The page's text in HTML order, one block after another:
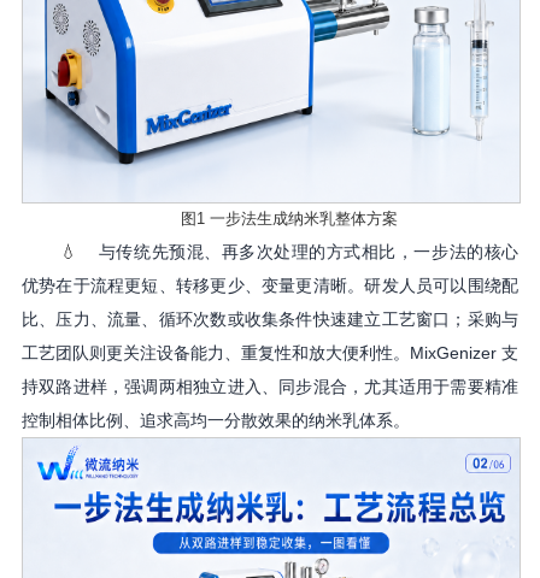
图 1 一步法生成纳米乳整体方案
💧
与传统先预混、再多次处理的方式相比，一步法的核心
优势在于流程更短、转移更少、变量更清晰。研发人员可以围绕配
比、压力、流量、循环次数或收集条件快速建立工艺窗口；采购与
工艺团队则更关注设备能力、重复性和放大便利性。 MixGenizer 支
持双路进样，强调两相独立进入、同步混合，尤其适用于需要精准
控制相体比例、追求高均一分散效果的纳米乳体系。